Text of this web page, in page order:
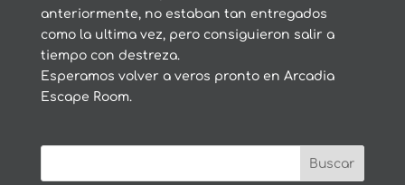
anteriormente, no estaban tan entregados
como la ultima vez, pero consiguieron salir a
tiempo con destreza.
Esperamos volver a veros pronto en Arcadia
Escape Room.